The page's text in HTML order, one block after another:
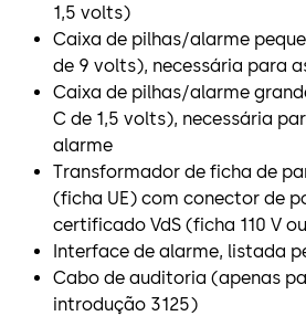
1,5 volts)
Caixa de pilhas/alarme
de 9 volts), necessária para
Caixa de pilhas/alarme
C de 1,5 volts), necessária
alarme
Transformador de ficha de
(ficha UE) com conector de
certificado VdS (ficha 110 V
Interface de alarme, listada
Cabo de auditoria (apenas
introdução 3125)